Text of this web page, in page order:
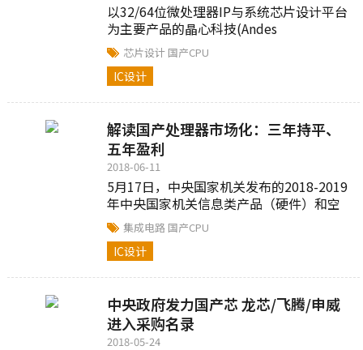
以32/64位微处理器IP与系统芯片设计平台
为主要产品的晶心科技(Andes
Technology)宣布，于2018年度，采用晶
心指令集架构的系统芯片出货量超过10亿
颗，至今总累计出货量超过35亿颗。
芯片设计 国产CPU
IC设计
解读国产处理器市场化：三年持平、
五年盈利
2018-06-11
5月17日，中央国家机关发布的2018-2019
年中央国家机关信息类产品（硬件）和空
调产品协议供货采购项目征求意见中，三
大国产处理器被列入采购名录...
集成电路 国产CPU
IC设计
中央政府发力国产芯 龙芯/飞腾/申威
进入采购名录
2018-05-24